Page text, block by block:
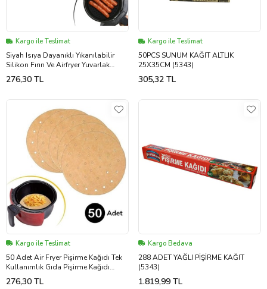
Kargo ile Teslimat
Siyah Isıya Dayanıklı Yıkanılabilir
Silikon Fırın Ve Airfryer Yuvarlak
Model Pişirme Matı 20 Cm (5343)
276,30 TL
Kargo ile Teslimat
50PCS SUNUM KAĞIT ALTLIK
25X35CM (5343)
305,32 TL
Kargo ile Teslimat
50 Adet Air Fryer Pişirme Kağıdı Tek
Kullanımlık Gıda Pişirme Kağıdı
Delikli Yuvarlak Model (5343)
276,30 TL
Kargo Bedava
288 ADET YAĞLI PİŞİRME KAĞIT
(5343)
1.819,99 TL